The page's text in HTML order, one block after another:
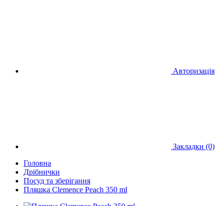
Авторизація
Закладки (0)
Головна
Дрібнички
Посуд та зберігання
Пляшка Clemence Peach 350 ml